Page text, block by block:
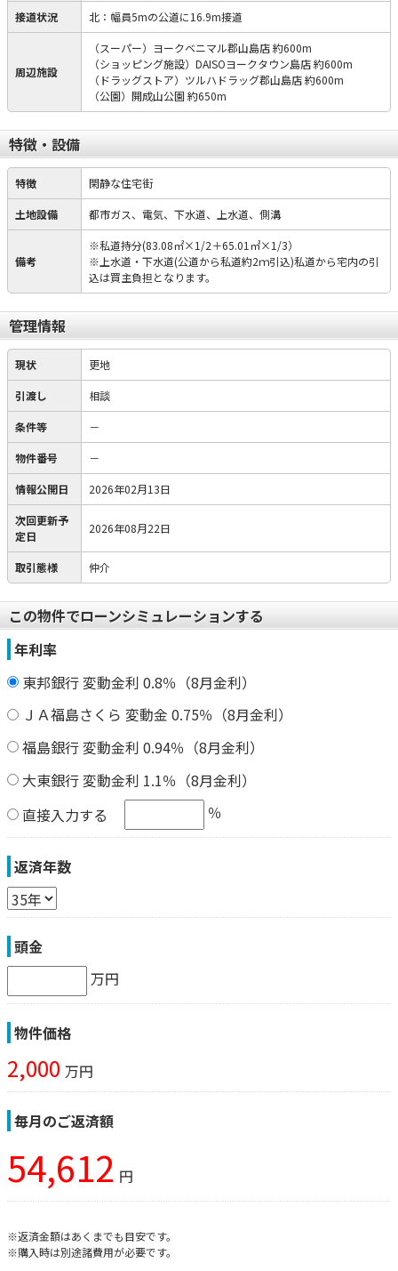
接道状況 北：幅員5mの公道に16.9m接道
周辺施設
（スーパー）ヨークベニマル郡山島店 約600m
（ショッピング施設）DAISOヨークタウン島店 約600m
（ドラッグストア）ツルハドラッグ郡山島店 約600m
（公園）開成山公園 約650m
特徴・設備
特徴 閑静な住宅街
土地設備 都市ガス、電気、下水道、上水道、側溝
備考
※私道持分(83.08㎡×1/2＋65.01㎡×1/3）
※上水道・下水道(公道から私道約2ｍ引込)私道から宅内の引
込は買主負担となります。
管理情報
現状 更地
引渡し 相談
条件等 －
物件番号 －
情報公開日 2026年02月13日
次回更新予
定日
2026年08月22日
取引態様 仲介
この物件でローンシミュレーションする
年利率
東邦銀行 変動金利 0.8％（8月金利）
ＪＡ福島さくら 変動金 0.75％（8月金利）
福島銀行 変動金利 0.94％（8月金利）
大東銀行 変動金利 1.1％（8月金利）
直接入力する
％
返済年数
頭金
万円
物件価格
2,000 万円
毎月のご返済額
54,612 円
※返済金額はあくまでも目安です。
※購入時は別途諸費用が必要です。